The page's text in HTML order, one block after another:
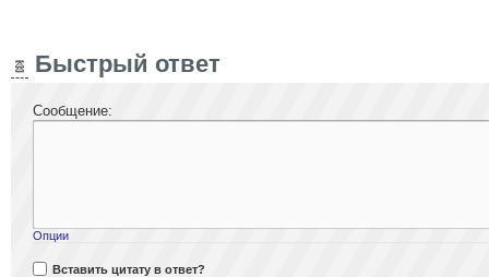
Быстрый ответ
Сообщение:
Опции
Вставить цитату в ответ?